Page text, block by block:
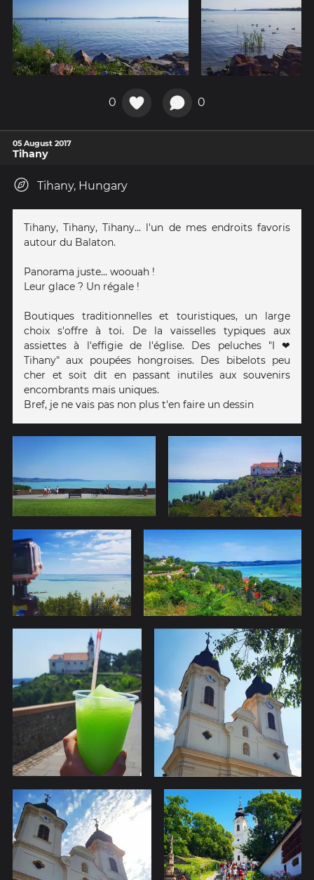
0 0
05 August 2017
Tihany
Tihany, Hungary
Tihany, Tihany, Tihany... l'un de mes endroits favoris
autour du Balaton.
Panorama juste... woouah !
Leur glace ? Un régale !
Boutiques traditionnelles et touristiques, un large
choix s'offre à toi. De la vaisselles typiques aux
assiettes à l'effigie de l'église. Des peluches "I ❤
Tihany" aux poupées hongroises. Des bibelots peu
cher et soit dit en passant inutiles aux souvenirs
encombrants mais uniques.
Bref, je ne vais pas non plus t'en faire un dessin